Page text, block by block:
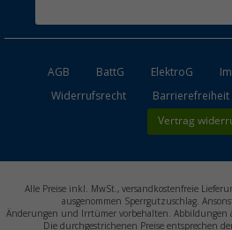
AGB BattG ElektroG
Widerrufsrecht
Barrierefreiheit
Vertrag
Alle Preise inkl. MwSt., versandkostenfreie
ausgenommen Sperrgutzuschlag.
Änderungen und Irrtümer vorbehalten. Abbildungen
Die durchgestrichenen Preise entsprechen